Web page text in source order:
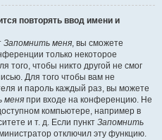
повторять ввод имени и
Запомнить меня, вы сможете
только некоторое
того, чтобы никто другой не смог
Для того чтобы вам не
и пароль каждый раз, вы можете
меня при входе на конференцию. Не
компьютере, например в
и т. д. Если пункт Запомнить
отключил эту функцию.